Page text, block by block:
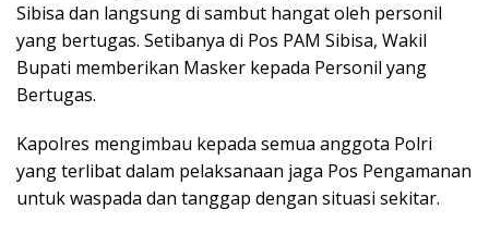
Sibisa dan langsung di sambut hangat oleh personil
yang bertugas. Setibanya di Pos PAM Sibisa, Wakil
Bupati memberikan Masker kepada Personil yang
Bertugas.
Kapolres mengimbau kepada semua anggota Polri
yang terlibat dalam pelaksanaan jaga Pos Pengamanan
untuk waspada dan tanggap dengan situasi sekitar.